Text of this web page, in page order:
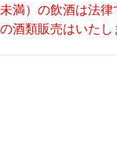
満）の飲酒は法律
酒類販売はいたし